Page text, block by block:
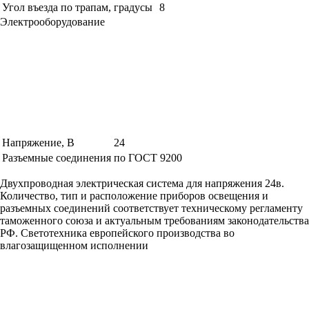
Угол въезда по трапам, градусы 8
Электрооборудование
Напряжение, В
24
Разъемные соединения по ГОСТ 9200
Двухпроводная электрическая система для напряжения 24в.
Количество, тип и расположение приборов освещения и
разъемных соединений соответствует техническому регламенту
таможенного союза и актуальным требованиям законодательства
РФ. Светотехника европейского производства во
влагозащищенном исполнении